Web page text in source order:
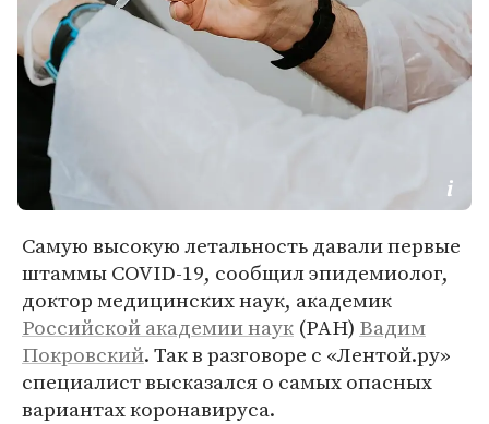
Самую высокую летальность давали первые
штаммы COVID-19, сообщил эпидемиолог,
доктор медицинских наук, академик
Российской академии наук (РАН) Вадим
Покровский. Так в разговоре с «Лентой.ру»
специалист высказался о самых опасных
вариантах коронавируса.